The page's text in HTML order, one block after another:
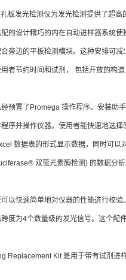
板发光检测仪为发光检测提供了超
的设计精巧的内在自动进样器系统
旁边的平板检测模块。这种安排可
者节约时间和试剂， 包括开放的构
预置了Promega 操作程序。安装助
序并操作仪器。使用者能快速地选
数据表的形式显示数据，同时可
双萤光素酶检测) 的数据分析
以快速简单地对仪器的性能进行校
度为4个数量级的发光信号。这个配
Replacement Kit 是用于带有试剂进